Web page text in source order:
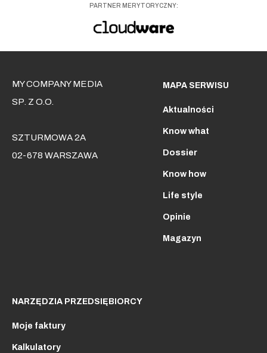
PARTNER MERYTORYCZNY:
MY COMPANY MEDIA
SP. Z O.O.
SZTURMOWA 2A
02-678 WARSZAWA
MAPA SERWISU
Aktualności
Know what
Dossier
Know how
Life style
Opinie
Magazyn
NARZĘDZIA PRZEDSIĘBIORCY
Moje faktury
Kalkulatory